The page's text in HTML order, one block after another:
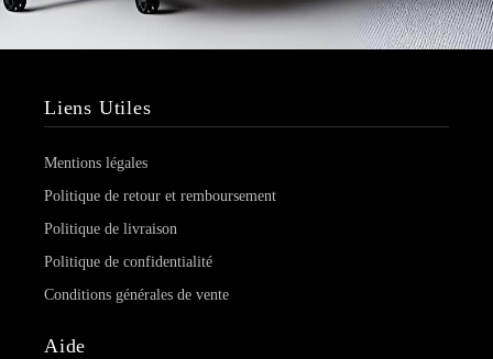
Liens Utiles
Mentions légales
Politique de retour et remboursement
Politique de livraison
Politique de confidentialité
Conditions générales de vente
Aide